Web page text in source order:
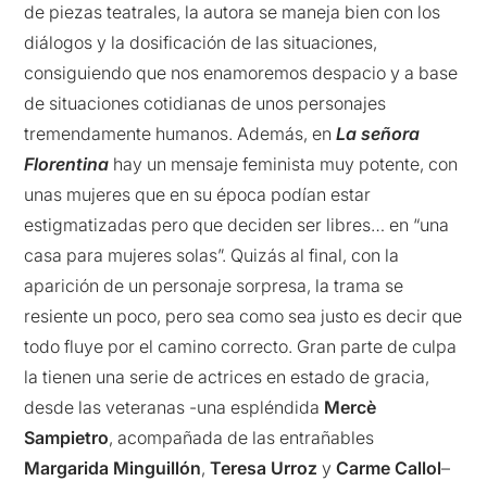
de piezas teatrales, la autora se maneja bien con los
diálogos y la dosificación de las situaciones,
consiguiendo que nos enamoremos despacio y a base
de situaciones cotidianas de unos personajes
tremendamente humanos. Además, en La señora
Florentina hay un mensaje feminista muy potente, con
unas mujeres que en su época podían estar
estigmatizadas pero que deciden ser libres… en “una
casa para mujeres solas”. Quizás al final, con la
aparición de un personaje sorpresa, la trama se
resiente un poco, pero sea como sea justo es decir que
todo fluye por el camino correcto. Gran parte de culpa
la tienen una serie de actrices en estado de gracia,
desde las veteranas -una espléndida Mercè
Sampietro, acompañada de las entrañables
Margarida Minguillón,Teresa Urroz y Carme Callol–